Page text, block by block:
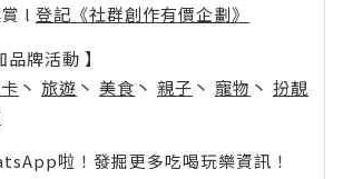
l 登記《社群創作有價企劃》
牌活動 】
丶 旅遊 丶 美食 丶 親子 丶 寵物 丶 扮靚
啦！發掘更多吃喝玩樂資訊！